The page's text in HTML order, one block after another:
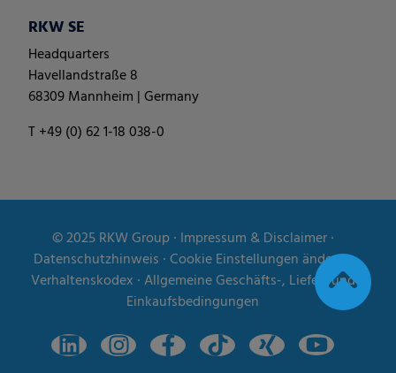
RKW SE
Headquarters
Havellandstraße 8
68309 Mannheim | Germany
T +49 (0) 62 1-18 038-0
© 2025RKW Group∙ Impressum & Disclaimer∙
Datenschutzhinweis ∙Cookie Einstellungen ändern∙
Verhaltenskodex ∙Allgemeine Geschäfts-, Liefer- und
Einkaufsbedingungen